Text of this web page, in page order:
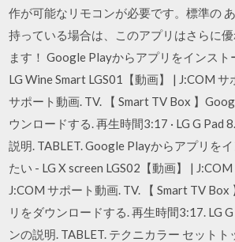
作が可能なリモコンが必要です。標準の
持っている場合は、このアプリはさらに
ます！ Google Playからアプリをインスト
LG Wine Smart LGS01【動画】 | J:COM
サポート動画. TV. 【 Smart TV Box 】
ウンロードする. 再生時間3:17 · LG G Pad
説明. TABLET. Google Playからアプリを
たい - LG X screen LGS02【動画】 |
J:COM サポート動画. TV. 【 Smart TV
リをダウンロードする. 再生時間3:17. LG
ンの説明. TABLET. テクニカラー セット